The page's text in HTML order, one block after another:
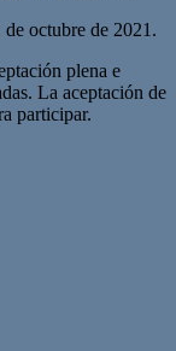
octubre de 2021.
plena e
La aceptación de
participar.